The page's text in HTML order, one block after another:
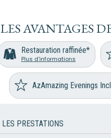
LES AVANTAGES
Restauration raffinée*
Plus d'informations
AzAmazing Evenings
LES PRESTATIONS